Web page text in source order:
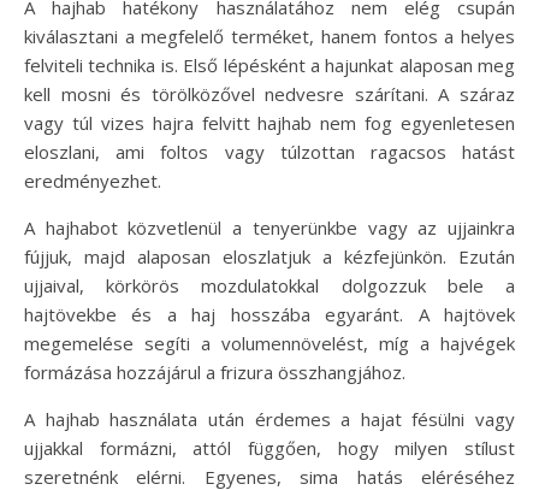
A hajhab hatékony használatához nem elég csupán
kiválasztani a megfelelő terméket, hanem fontos a helyes
felviteli technika is. Első lépésként a hajunkat alaposan meg
kell mosni és törölközővel nedvesre szárítani. A száraz
vagy túl vizes hajra felvitt hajhab nem fog egyenletesen
eloszlani, ami foltos vagy túlzottan ragacsos hatást
eredményezhet.
A hajhabot közvetlenül a tenyerünkbe vagy az ujjainkra
fújjuk, majd alaposan eloszlatjuk a kézfejünkön. Ezután
ujjaival, körkörös mozdulatokkal dolgozzuk bele a
hajtövekbe és a haj hosszába egyaránt. A hajtövek
megemelése segíti a volumennövelést, míg a hajvégek
formázása hozzájárul a frizura összhangjához.
A hajhab használata után érdemes a hajat fésülni vagy
ujjakkal formázni, attól függően, hogy milyen stílust
szeretnénk elérni. Egyenes, sima hatás eléréséhez